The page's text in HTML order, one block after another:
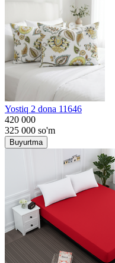
Yostiq 2 dona 11646
420 000
325 000 so'm
Buyurtma